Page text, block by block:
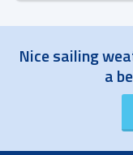
Nice sailing
a